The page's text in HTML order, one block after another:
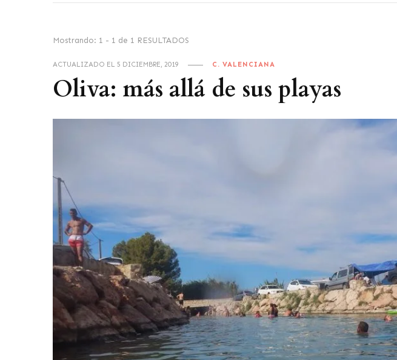
Mostrando: 1 - 1 de 1 RESULTADOS
ACTUALIZADO EL 5 DICIEMBRE, 2019 C. VALENCIANA
Oliva: más allá de sus playas